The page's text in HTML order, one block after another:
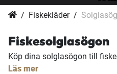
Fiskekläder
Fiskesolglasögon
Köp dina solglasögon till
Läs mer